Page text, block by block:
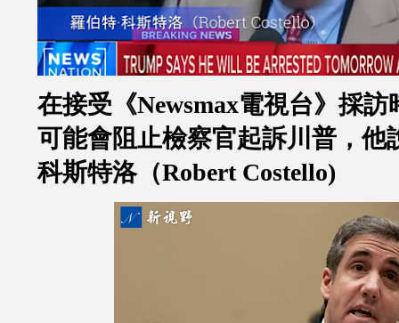
在接受《Newsmax電視台》採訪
可能會阻止檢察官起訴川普，他
科斯特洛（Robert Costello)